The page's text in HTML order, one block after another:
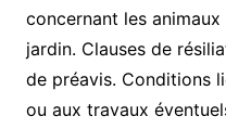
concernant les animaux
jardin. Clauses de
de préavis. Conditions
ou aux travaux